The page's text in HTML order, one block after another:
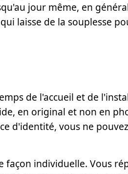
jour même, en
laisse de la souplesse
de l'accueil et de
en original et non en
d'identité, vous ne
façon individuelle. Vous